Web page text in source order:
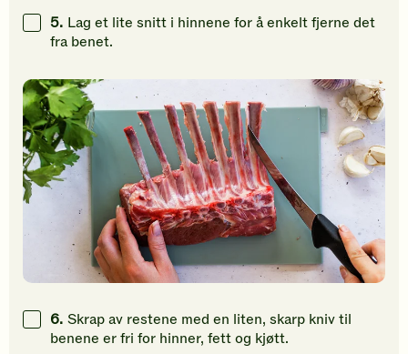
5. Lag et lite snitt i hinnene for å enkelt fjerne det
fra benet.
6. Skrap av restene med en liten, skarp kniv til
benene er fri for hinner, fett og kjøtt.